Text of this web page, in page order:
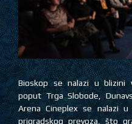
Bioskop se nalazi u blizini
poput Trga Slobode,
Arena Cineplex se nalazi
prigradskog prevoza, što